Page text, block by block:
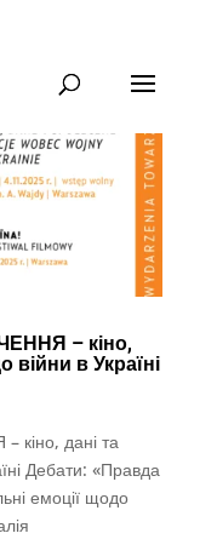
– кіно,
війни в Україні
дані та
Дебати: «Правда
емоції щодо